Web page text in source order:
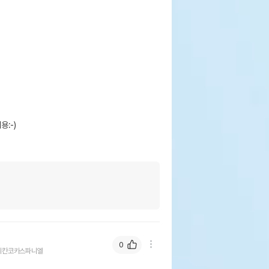
:-)
칸코카스파니엘
0